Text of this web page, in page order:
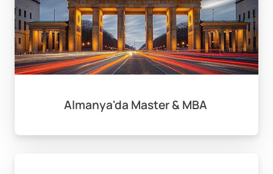
Almanya'da Master & MBA